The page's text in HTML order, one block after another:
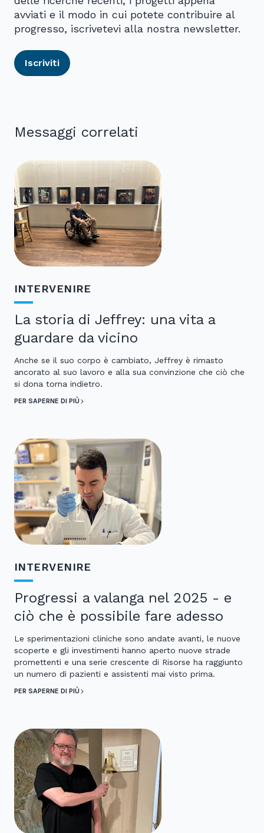
avviati e il modo in cui potete contribuire al
progresso, iscrivetevi alla nostra newsletter.
Iscriviti
Messaggi correlati
INTERVENIRE
La storia di Jeffrey: una vita a
guardare da vicino
Anche se il suo corpo è cambiato, Jeffrey è rimasto
ancorato al suo lavoro e alla sua convinzione che ciò che
si dona torna indietro.
PER SAPERNE DI PIÙ
INTERVENIRE
Progressi a valanga nel 2025 - e
ciò che è possibile fare adesso
Le sperimentazioni cliniche sono andate avanti, le nuove
scoperte e gli investimenti hanno aperto nuove strade
promettenti e una serie crescente di Risorse ha raggiunto
un numero di pazienti e assistenti mai visto prima.
PER SAPERNE DI PIÙ